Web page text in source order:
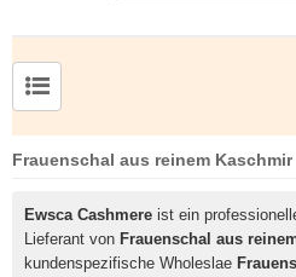
Frauenschal aus reinem Kaschmir
Ewsca Cashmere ist ein
Lieferant von Frauenschal aus
kundenspezifische Wholeslae